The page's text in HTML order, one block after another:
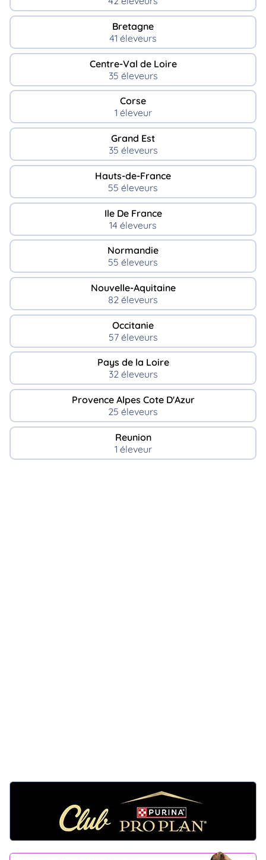
Bretagne
41 éleveurs
Centre-Val de Loire
35 éleveurs
Corse
1 éleveur
Grand Est
35 éleveurs
Hauts-de-France
55 éleveurs
Ile De France
14 éleveurs
Normandie
55 éleveurs
Nouvelle-Aquitaine
82 éleveurs
Occitanie
57 éleveurs
Pays de la Loire
32 éleveurs
Provence Alpes Cote D'Azur
25 éleveurs
Reunion
1 éleveur